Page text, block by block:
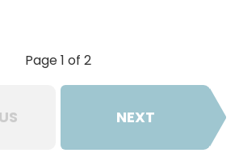
Page 1 of 2
NEXT